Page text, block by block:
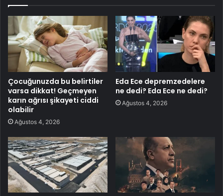
Çocuğunuzda bu belirtiler
varsa dikkat! Geçmeyen
karın ağrısı şikayeti ciddi
olabilir
Ağustos 4, 2026
Eda Ece depremzedelere
ne dedi? Eda Ece ne dedi?
Ağustos 4, 2026